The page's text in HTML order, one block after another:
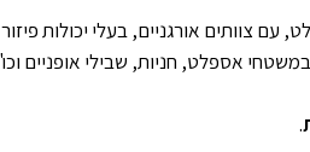
עם צוותים אורגניים, בעלי יכולות
אספלט, חניות, שבילי אופניים
.